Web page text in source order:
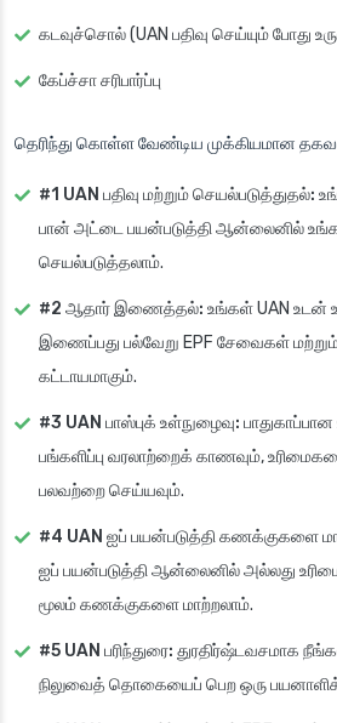
கடவுச்சொல் (UAN பதிவு செய்யும் போது
கேப்ச்சா சரிபார்ப்பு
தெரிந்து கொள்ள வேண்டிய முக்கியமான
#1 UAN பதிவு மற்றும் செயல்படுத்துதல்:
பான் அட்டை பயன்படுத்தி ஆன்லைனில் உங்கள்
செயல்படுத்தலாம்.
#2 ஆதார் இணைத்தல்: உங்கள் UAN
இணைப்பது பல்வேறு EPF சேவைகள்
கட்டாயமாகும்.
#3 UAN பாஸ்புக் உள்நுழைவு:
பங்களிப்பு வரலாற்றைக் காணவும்,
பலவற்றை செய்யவும்.
#4 UAN ஐப் பயன்படுத்தி கணக்குகளை
ஐப் பயன்படுத்தி ஆன்லைனில் அல்லது
மூலம் கணக்குகளை மாற்றலாம்.
#5 UAN பரிந்துரை: துரதிர்ஷ்டவசமாக
நிலுவைத் தொகையைப் பெற ஒரு